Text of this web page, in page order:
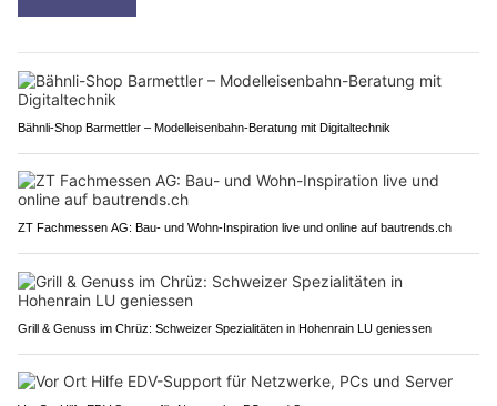
Bähnli-Shop Barmettler – Modelleisenbahn-Beratung mit Digitaltechnik
ZT Fachmessen AG: Bau- und Wohn-Inspiration live und online auf bautrends.ch
Grill & Genuss im Chrüz: Schweizer Spezialitäten in Hohenrain LU geniessen